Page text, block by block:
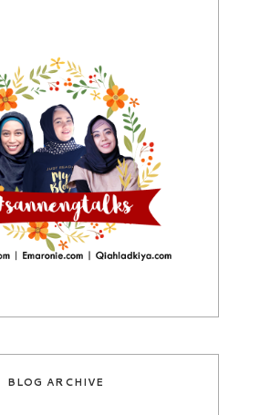
BLOG ARCHIVE